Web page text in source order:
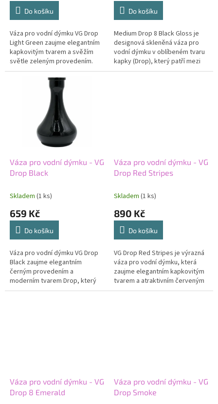
Do košíku
Váza pro vodní dýmku VG Drop
Light Green zaujme elegantním
kapkovitým tvarem a svěžím
světle zeleným provedením.
Charakteristický design řady
Drop spojuje moderní vzhled s...
Do košíku
Medium Drop 8 Black Gloss je
designová skleněná váza pro
vodní dýmku v oblíbeném tvaru
kapky (Drop), který patří mezi
nejstabilnější a nejuniverzálnější
Váza pro vodní dýmku - VG
Drop Black
Skladem (1 ks)
659 Kč
Do košíku
Váza pro vodní dýmku VG Drop
Black zaujme elegantním
černým provedením a
moderním tvarem Drop, který
dodává celé sestavě výrazný a
Váza pro vodní dýmku - VG
Drop Red Stripes
Skladem (1 ks)
890 Kč
Do košíku
VG Drop Red Stripes je výrazná
váza pro vodní dýmku, která
zaujme elegantním kapkovitým
tvarem a atraktivním červeným
pruhovaným designem.
Váza pro vodní dýmku - VG
Drop 8 Emerald
Váza pro vodní dýmku - VG
Drop Smoke